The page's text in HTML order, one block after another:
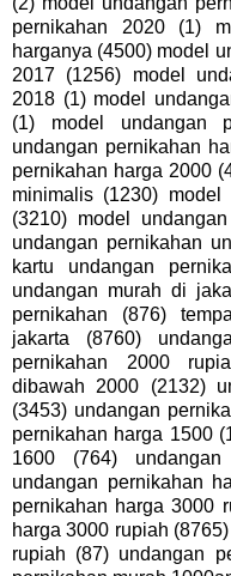
pernikahan 2020 (1)
harganya (4500) model
2017 (1256) model
2018 (1) model
(1) model undangan
undangan pernikahan
pernikahan harga 2000
minimalis (1230) model
(3210) model
undangan pernikahan
kartu undangan
undangan murah di
pernikahan (876)
jakarta (8760)
pernikahan 2000
dibawah 2000 (2132)
(3453) undangan
pernikahan harga 1500
1600 (764)
undangan pernikahan
pernikahan harga 3000
harga 3000 rupiah
rupiah (87) undangan